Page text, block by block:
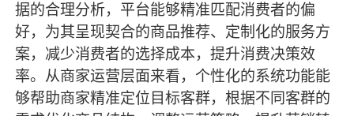
据的合理分析，平台能够精准匹配消费者的偏
好，为其呈现契合的商品推荐、定制化的服务方
案，减少消费者的选择成本，提升消费决策效
率。从商家运营层面来看，个性化的系统功能能
够帮助商家精准定位目标客群，根据不同客群的